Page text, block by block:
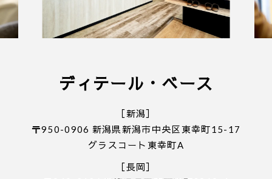
ディテール・ベース
［新潟］
〒950-0906 新潟県新潟市中央区東幸町15-17
グラスコート東幸町A
［長岡］